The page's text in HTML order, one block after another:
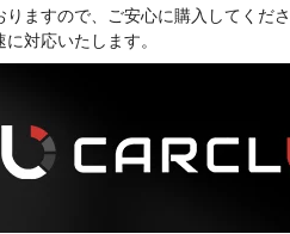
りますので、ご安心に購入してく
対応いたします。